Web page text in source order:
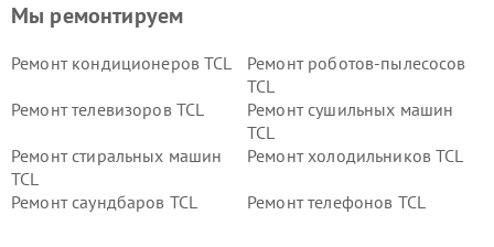
Мы ремонтируем
Ремонт кондиционеров TCL
Ремонт роботов-пылесосов
TCL
Ремонт телевизоров TCL
Ремонт сушильных машин
TCL
Ремонт стиральных машин
TCL
Ремонт холодильников TCL
Ремонт саундбаров TCL Ремонт телефонов TCL